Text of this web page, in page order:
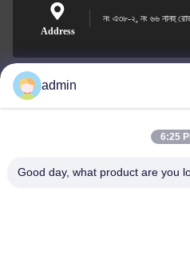
Address
নং এ৩৮-২, নং ৬৬ নানহু রোড,
admin
6:25
Good day, what product are you